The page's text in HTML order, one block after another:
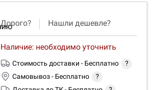
Дорого? Нашли дешевле?
Наличие: необходимо уточнить
Стоимость доставки - Бесплатно
?
Самовывоз - Бесплатно
?